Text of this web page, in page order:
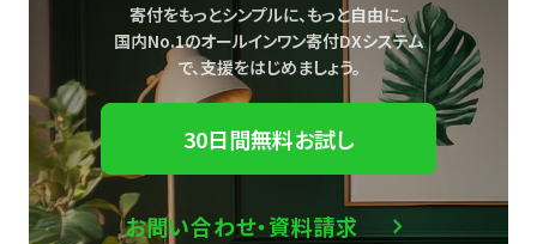
寄付をもっとシンプルに、もっと自由に。
国内No.1のオールインワン寄付DXシステム
で、支援をはじめましょう。
30日間無料お試し
お問い合わせ・資料請求